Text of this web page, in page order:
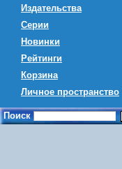
Издательства
Серии
Новинки
Рейтинги
Корзина
Личное пространство
Поиск